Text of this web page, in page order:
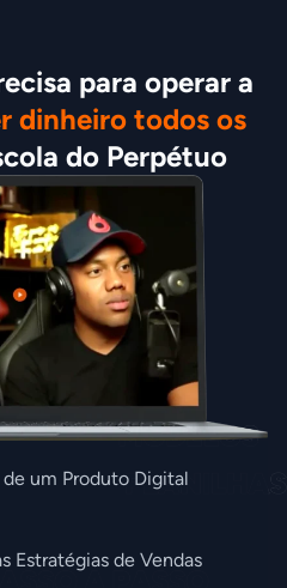
dinheiro todos os
do Perpétuo
um Produto Digital
Estratégias de Vendas